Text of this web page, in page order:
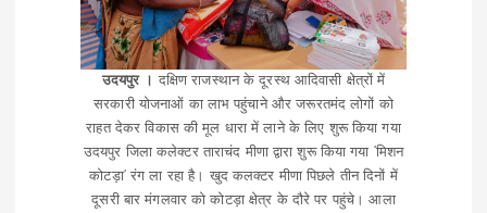
उदयपुर । दक्षिण राजस्थान के दूरस्थ आदिवासी क्षेत्रों में
सरकारी योजनाओं का लाभ पहुंचाने और जरूरतमंद लोगों को
राहत देकर विकास की मूल धारा में लाने के लिए शुरू किया गया
उदयपुर जिला कलेक्टर ताराचंद मीणा द्वारा शुरू किया गया ‘मिशन
कोटड़ा‘ रंग ला रहा है। खुद कलक्टर मीणा पिछले तीन दिनों में
दूसरी बार मंगलवार को कोटड़ा क्षेत्र के दौरे पर पहुंचे। आला